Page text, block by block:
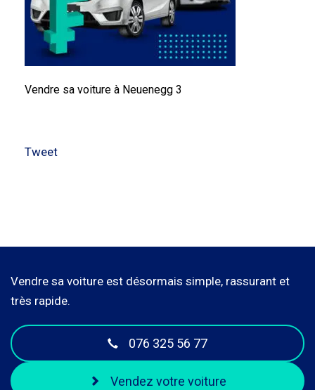
Vendre sa voiture à Neuenegg 3
Tweet
Vendre sa voiture est désormais simple, rassurant et
très rapide.
076 325 56 77
Vendez votre voiture